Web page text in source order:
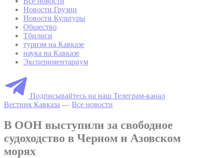
Новости Грузии
Новости Культуры
Общество
Тбилиси
туризм на Кавказе
наука на Кавказе
Экспериментариум
Подписывайтесь на наш Телеграм-канал
Вестник Кавказа — Все новости
В ООН выступили за свободное
судоходство в Черном и Азовском
морях